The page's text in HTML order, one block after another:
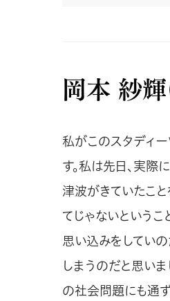
岡本 紗輝
私がこのスタディ
す。私は先日、実際
津波がきていたこ
てじゃないという
思い込みをしてい
しまうのだと思いま
の社会問題にも通